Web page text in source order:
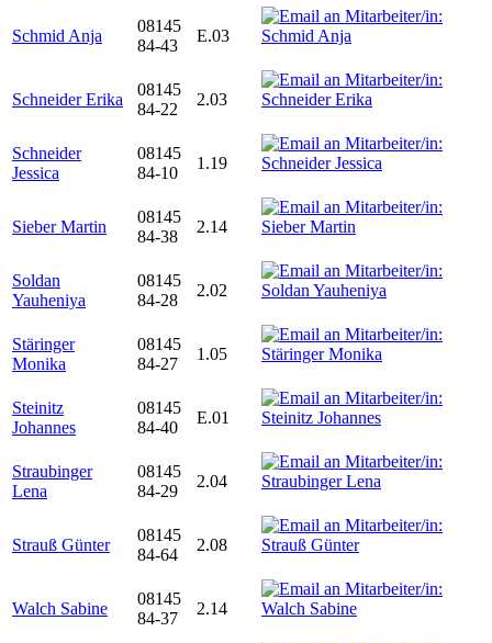
Schmid Anja
08145
84-43
E.03
Schneider Erika
08145
84-22
2.03
Schneider
Jessica
08145
84-10
1.19
Sieber Martin
08145
84-38
2.14
Soldan
Yauheniya
08145
84-28
2.02
Stäringer
Monika
08145
84-27
1.05
Steinitz
Johannes
08145
84-40
E.01
Straubinger
Lena
08145
84-29
2.04
Strauß Günter
08145
84-64
2.08
Walch Sabine
08145
84-37
2.14